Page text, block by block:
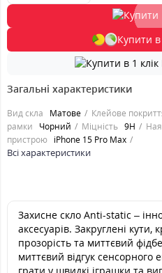
Купити в
Загальні характеристики
Вид скла Матове Клейове
рамки
Чорний Міцність 9H
пристрою iPhone 15 Pro Max
Всі характеристики
Захисне скло Anti-static –
аксесуарів. Закруглені кути,
прозорість та миттєвий
миттєвий відгук сенсорного